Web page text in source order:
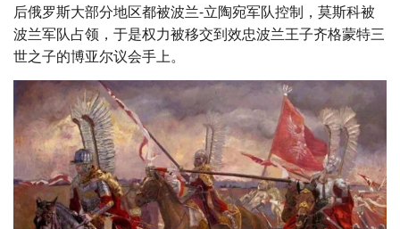
后俄罗斯大部分地区都被波兰-立陶宛军队控制，莫斯科被
波兰军队占领，于是权力被移交到效忠波兰王子齐格蒙特三
世之子的博亚尔议会手上。